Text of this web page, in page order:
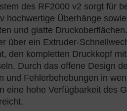
des RF2000 v2 sorgt für
hochwertige Überhänge
und glatte
über ein Extruder-
den kompletten Druckkopf
Durch das offene Design
und Fehlerbehebungen in
eine hohe Verfügbarkeit des